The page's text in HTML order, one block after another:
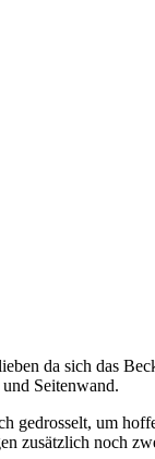
da sich das
Seitenwand.
gedrosselt, um
zusätzlich noch